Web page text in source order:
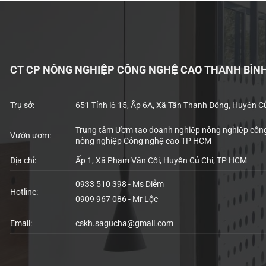
CT CP NÔNG NGHIỆP CÔNG NGHỆ CAO THANH
Trụ sở: 651 Tỉnh lộ 15, Ấp 6A, Xã Tân Thạnh Đông, Huyện
Vườn ươm:
Trung tâm Ươm tạo doanh nghiệp nông nghiệp
nông nghiệp Công nghệ cao TP HCM
Địa chỉ: Ấp 1, Xã Phạm Văn Cội, Huyện Củ Chi, TP HCM
Hotline:
0933 510 398 - Ms Diễm
0909 967 086 - Mr Lộc
Email: cskh.sagucha@gmail.com